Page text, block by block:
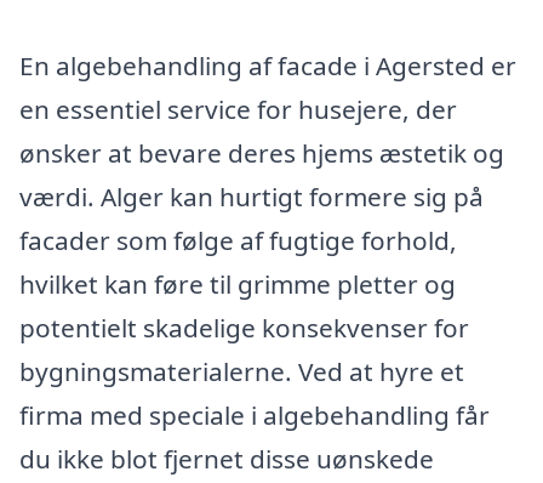
En algebehandling af facade i Agersted er
en essentiel service for husejere, der
ønsker at bevare deres hjems æstetik og
værdi. Alger kan hurtigt formere sig på
facader som følge af fugtige forhold,
hvilket kan føre til grimme pletter og
potentielt skadelige konsekvenser for
bygningsmaterialerne. Ved at hyre et
firma med speciale i algebehandling får
du ikke blot fjernet disse uønskede